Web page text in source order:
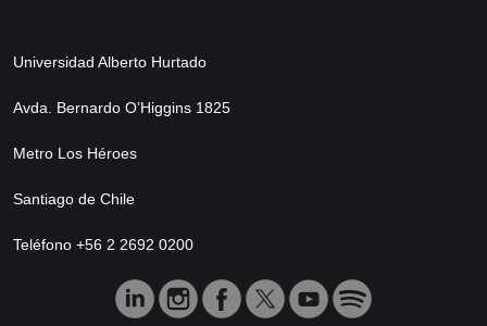
Universidad Alberto Hurtado
Avda. Bernardo O’Higgins 1825
Metro Los Héroes
Santiago de Chile
Teléfono +56 2 2692 0200